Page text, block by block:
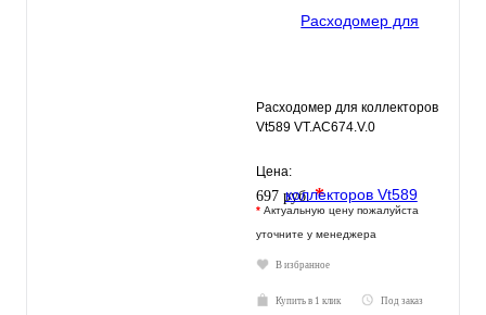
Расходомер для коллекторов
Vt589 VT.AC674.V.0
Цена:
697 руб.*
* Актуальную цену пожалуйста
уточните у менеджера
В избранное
Купить в 1 клик Под заказ